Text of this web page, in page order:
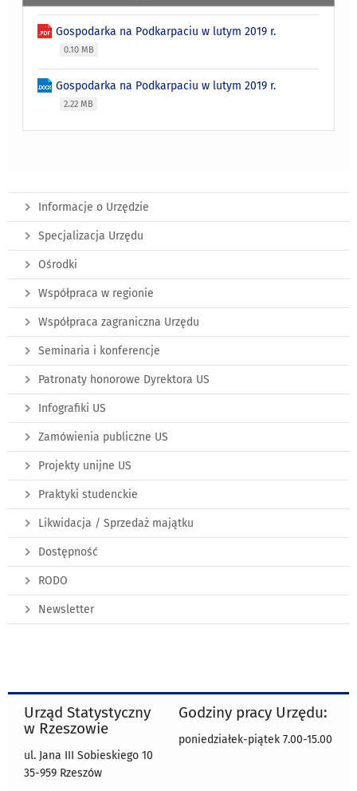
Gospodarka na Podkarpaciu w lutym 2019 r.
0.10 MB
Gospodarka na Podkarpaciu w lutym 2019 r.
2.22 MB
Informacje o Urzędzie
Specjalizacja Urzędu
Ośrodki
Współpraca w regionie
Współpraca zagraniczna Urzędu
Seminaria i konferencje
Patronaty honorowe Dyrektora US
Infografiki US
Zamówienia publiczne US
Projekty unijne US
Praktyki studenckie
Likwidacja / Sprzedaż majątku
Dostępność
RODO
Newsletter
Urząd Statystyczny
w Rzeszowie
ul. Jana III Sobieskiego 10
35-959 Rzeszów
Godziny pracy Urzędu:
poniedziałek-piątek 7.00-15.00